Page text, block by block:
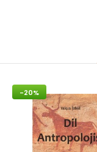
-20%